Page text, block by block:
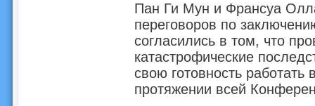
Пан Ги Мун и Франсуа
переговоров по
согласились в том, что
катастрофические
свою готовность работать
протяжении всей